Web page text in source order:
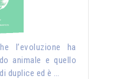
l’evoluzione ha
animale e quello
duplice ed è …